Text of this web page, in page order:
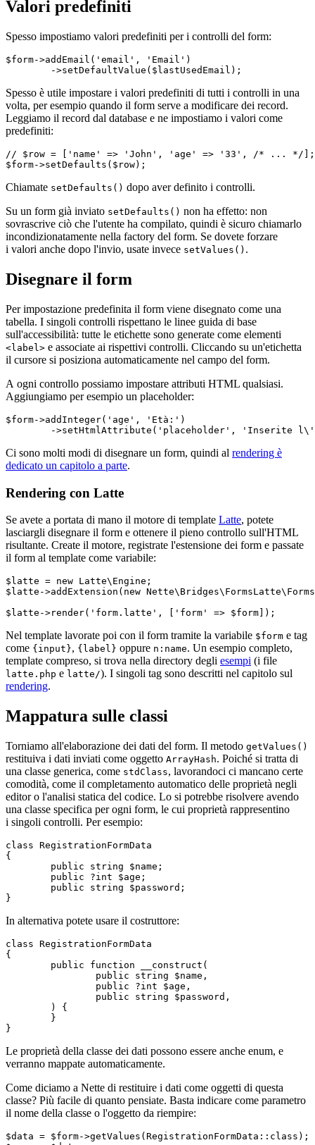
Valori predefiniti
Spesso impostiamo valori predefiniti per i controlli del form:
$form->addEmail('email', 'Email')
Spesso è utile impostare i valori predefiniti di tutti i controlli in una
volta, per esempio quando il form serve a modificare dei record.
Leggiamo il record dal database e ne impostiamo i valori come
predefiniti:
// $row = ['name' => 'John', 'age' => '33', /* ... */];
Chiamate setDefaults() dopo aver definito i controlli.
Su un form già inviato setDefaults() non ha effetto: non
sovrascrive ciò che l'utente ha compilato, quindi è sicuro chiamarlo
incondizionatamente nella factory del form. Se dovete forzare
i valori anche dopo l'invio, usate invece setValues() .
Disegnare il form
Per impostazione predefinita il form viene disegnato come una
tabella. I singoli controlli rispettano le linee guida di base
sull'accessibilità: tutte le etichette sono generate come elementi
<label> e associate ai rispettivi controlli. Cliccando su un'etichetta
il cursore si posiziona automaticamente nel campo del form.
A ogni controllo possiamo impostare attributi HTML qualsiasi.
Aggiungiamo per esempio un placeholder:
$form->addInteger('age', 'Età:')
Ci sono molti modi di disegnare un form, quindi al rendering è
dedicato un capitolo a parte.
Rendering con Latte
Se avete a portata di mano il motore di template Latte, potete
lasciargli disegnare il form e ottenere il pieno controllo sull'HTML
risultante. Create il motore, registrate l'estensione dei form e passate
il form al template come variabile:
$latte = new Latte\Engine;
$latte->addExtension(new
Nel template lavorate poi con il form tramite la variabile $form e tag
come {input}, {label} oppure n:name. Un esempio completo,
template compreso, si trova nella directory degli esempi (i file
latte.php e latte/). I singoli tag sono descritti nel capitolo sul
rendering.
Mappatura sulle classi
Torniamo all'elaborazione dei dati del form. Il metodo getValues()
restituiva i dati inviati come oggetto ArrayHash. Poiché si tratta di
una classe generica, come stdClass, lavorandoci ci mancano certe
comodità, come il completamento automatico delle proprietà negli
editor o l'analisi statica del codice. Lo si potrebbe risolvere avendo
una classe specifica per ogni form, le cui proprietà rappresentino
i singoli controlli. Per esempio:
class RegistrationFormData
{
In alternativa potete usare il costruttore:
class RegistrationFormData
{
Le proprietà della classe dei dati possono essere anche enum, e
verranno mappate automaticamente.
Come diciamo a Nette di restituire i dati come oggetti di questa
classe? Più facile di quanto pensiate. Basta indicare come parametro
il nome della classe o l'oggetto da riempire:
$data = $form->getValues(RegistrationFormData::class);